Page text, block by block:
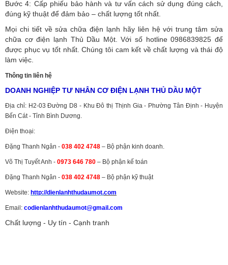
Bước 4: Cấp phiếu bảo hành và tư vấn cách sử dụng đúng cách,
đúng kỹ thuật để đảm bảo – chất lượng tốt nhất.
Mọi chi tiết về sửa chữa điện lạnh hãy liên hệ với trung tâm sửa
chữa cơ điện lạnh Thủ Dầu Một. Với số hotline 0986839825 để
được phục vụ tốt nhất. Chúng tôi cam kết về chất lượng và thái độ
làm việc.
Thông tin liên hệ
DOANH NGHIỆP TƯ NHÂN CƠ ĐIỆN LẠNH THỦ DẦU MỘT
Địa chỉ: H2-03 Đường D8 - Khu Đô thị Thịnh Gia - Phường Tân Định - Huyện
Bến Cát - Tỉnh Bình Dương.
Điện thoại:
Đặng Thanh Ngân - 038 402 4748 – Bộ phận kinh doanh.
Võ Thị Tuyết Anh - 0973 646 780 – Bộ phận kế toán
Đặng Thanh Ngân - 038 402 4748 – Bộ phận kỹ thuật
Website: http://dienlanhthudaumot.com
Email: codienlanhthudaumot@gmail.com
Chất lượng - Uy tín - Cạnh tranh